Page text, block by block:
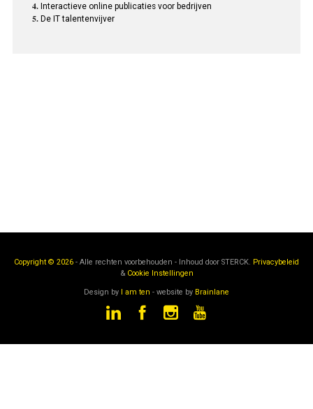
Interactieve online publicaties voor bedrijven
De IT talentenvijver
Copyright © 2026 - Alle rechten voorbehouden - Inhoud door STERCK. Privacybeleid
& Cookie Instellingen
Design by I am ten - website by Brainlane